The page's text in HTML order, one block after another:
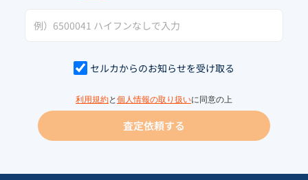
セルカからのお知らせを受け取る
利用規約と 個人情報の取り扱いに同意の上
査定依頼する